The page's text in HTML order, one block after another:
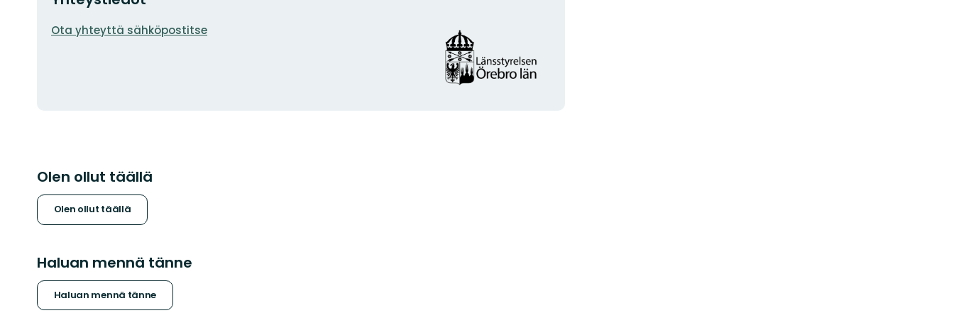
Sähköpostiosoite
Ota yhteyttä sähköpostitse
Organisaation
logotyyppi
Olen ollut täällä
Olen ollut täällä
Haluan mennä tänne
Haluan mennä tänne